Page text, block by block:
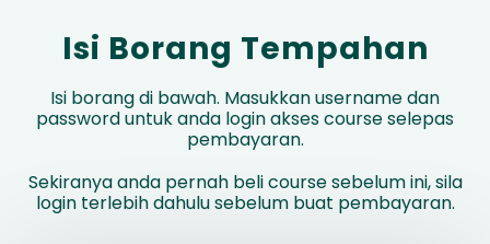
Isi Borang Tempahan
Isi borang di bawah. Masukkan username dan
password untuk anda login akses course selepas
pembayaran.
Sekiranya anda pernah beli course sebelum ini, sila
login terlebih dahulu sebelum buat pembayaran.